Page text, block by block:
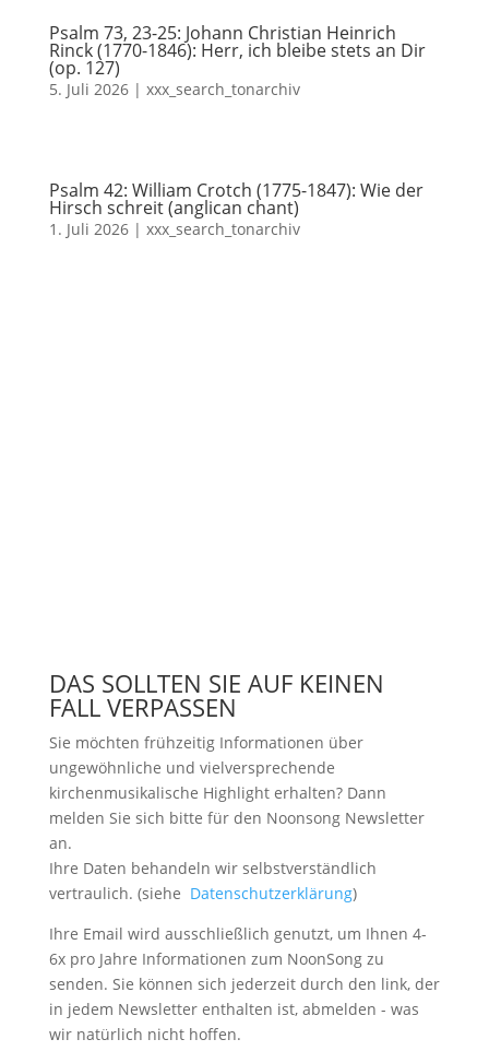
Psalm 73, 23-25: Johann Christian Heinrich
Rinck (1770-1846): Herr, ich bleibe stets an Dir
(op. 127)
5. Juli 2026| xxx_search_tonarchiv
Psalm 42: William Crotch (1775-1847): Wie der
Hirsch schreit (anglican chant)
1. Juli 2026| xxx_search_tonarchiv
DAS SOLLTEN SIE AUF KEINEN
FALL VERPASSEN
Sie möchten frühzeitig Informationen über
ungewöhnliche und vielversprechende
kirchenmusikalische Highlight erhalten? Dann
melden Sie sich bitte für den Noonsong Newsletter
an.
Ihre Daten behandeln wir selbstverständlich
vertraulich. (siehe Datenschutzerklärung)
Ihre Email wird ausschließlich genutzt, um Ihnen 4-
6x pro Jahre Informationen zum NoonSong zu
senden. Sie können sich jederzeit durch den link, der
in jedem Newsletter enthalten ist, abmelden - was
wir natürlich nicht hoffen.